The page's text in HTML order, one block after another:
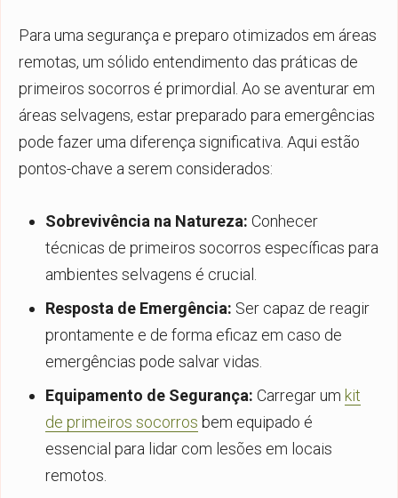
Para uma segurança e preparo otimizados em áreas
remotas, um sólido entendimento das práticas de
primeiros socorros é primordial. Ao se aventurar em
áreas selvagens, estar preparado para emergências
pode fazer uma diferença significativa. Aqui estão
pontos-chave a serem considerados:
Sobrevivência na Natureza: Conhecer
técnicas de primeiros socorros específicas para
ambientes selvagens é crucial.
Resposta de Emergência: Ser capaz de reagir
prontamente e de forma eficaz em caso de
emergências pode salvar vidas.
Equipamento de Segurança: Carregar um kit
de primeiros socorros bem equipado é
essencial para lidar com lesões em locais
remotos.